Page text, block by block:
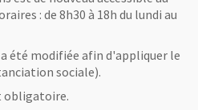
: de 8h30 à 18h du lundi au
été modifiée afin d'appliquer le
sociale).
obligatoire.